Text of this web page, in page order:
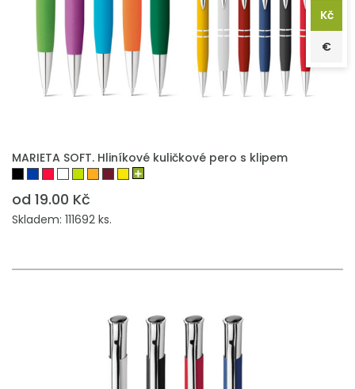
PŘIDAT DO POPTÁVKY
MARIETA SOFT. Hliníkové kuličkové pero s klipem
od 19.00 Kč
Skladem: 111692 ks.
Kč
€